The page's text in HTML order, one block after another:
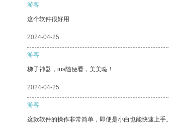
游客
这个软件很好用
2024-04-25
游客
梯子神器，ins随便看，美美哒！
2024-04-25
游客
这款软件的操作非常简单，即使是小白也能快速上手。